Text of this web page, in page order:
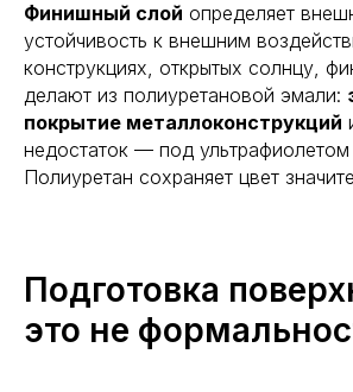
Финишный слой определяет
устойчивость к внешним
конструкциях, открытых солнцу,
делают из полиуретановой эмали:
покрытие металлоконструкций
недостаток — под
Полиуретан сохраняет цвет
Подготовка
это не